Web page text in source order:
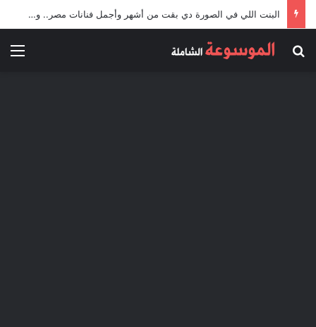
البنت اللي في الصورة دي بقت من أشهر وأجمل فنانات مصر.. ووالداها من كبار الفنانين..
بحث عن